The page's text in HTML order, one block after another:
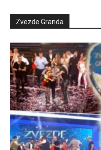
Zvezde Granda